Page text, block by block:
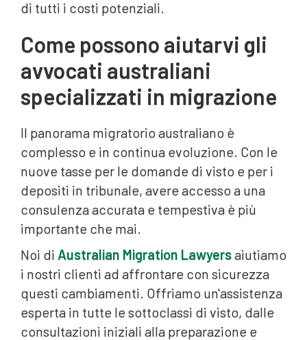
di tutti i costi potenziali.
Come possono aiutarvi gli
avvocati australiani
specializzati in migrazione
Il panorama migratorio australiano è
complesso e in continua evoluzione. Con le
nuove tasse per le domande di visto e per i
depositi in tribunale, avere accesso a una
consulenza accurata e tempestiva è più
importante che mai.
Noi di Australian Migration Lawyersaiutiamo
i nostri clienti ad affrontare con sicurezza
questi cambiamenti. Offriamo un'assistenza
esperta in tutte le sottoclassi di visto, dalle
consultazioni iniziali alla preparazione e